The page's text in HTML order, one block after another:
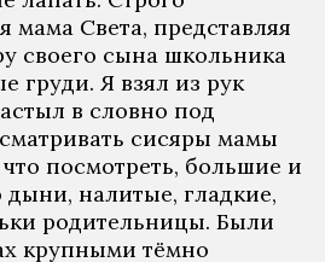
мама Света, представляя
своего сына школьника
груди. Я взял из рук
в словно под
сисяры мамы
посмотреть, большие и
налитые, гладкие,
родительницы. Были
крупными тёмно